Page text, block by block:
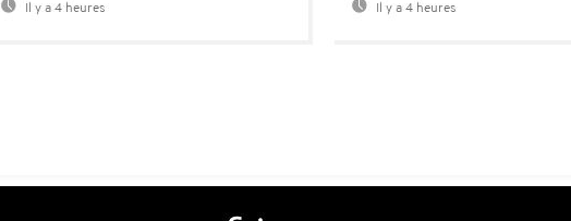
Il y a 4 heures Il y a 4 heures